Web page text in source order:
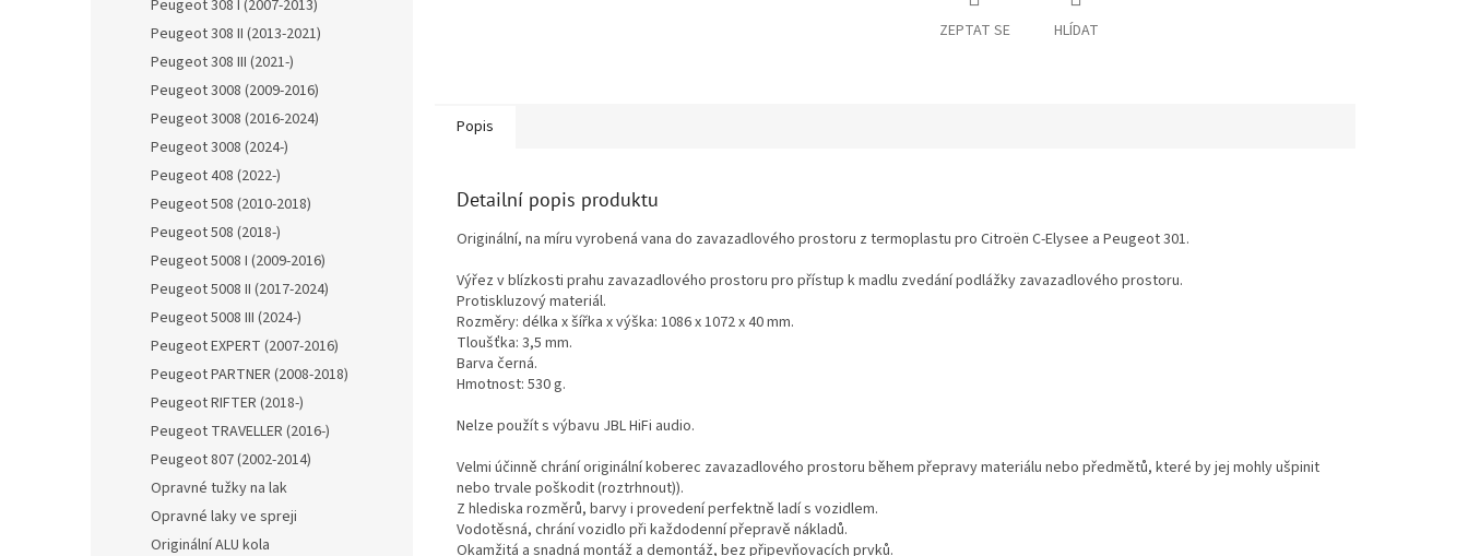
Peugeot 308 I (2007-2013)
Peugeot 308 II (2013-2021)
Peugeot 308 III (2021-)
Peugeot 3008 (2009-2016)
Peugeot 3008 (2016-2024)
Peugeot 3008 (2024-)
Peugeot 408 (2022-)
Peugeot 508 (2010-2018)
Peugeot 508 (2018-)
Peugeot 5008 I (2009-2016)
Peugeot 5008 II (2017-2024)
Peugeot 5008 III (2024-)
Peugeot EXPERT (2007-2016)
Peugeot PARTNER (2008-2018)
Peugeot RIFTER (2018-)
Peugeot TRAVELLER (2016-)
Peugeot 807 (2002-2014)
Opravné tužky na lak
Opravné laky ve spreji
Originální ALU kola
ZEPTAT SE HLÍDAT
Popis
Detailní popis produktu
Originální, na míru vyrobená vana do zavazadlového prostoru z termoplastu pro Citroën C-Elysee a Peugeot 301.
Výřez v blízkosti prahu zavazadlového prostoru pro přístup k madlu zvedání podlážky zavazadlového prostoru.
Protiskluzový materiál.
Rozměry: délka x šířka x výška: 1086 x 1072 x 40 mm.
Tloušťka: 3,5 mm.
Barva černá.
Hmotnost: 530 g.
Nelze použít s výbavu JBL HiFi audio.
Velmi účinně chrání originální koberec zavazadlového prostoru během přepravy materiálu nebo předmětů, které by jej mohly ušpinit
nebo trvale poškodit (roztrhnout)).
Z hlediska rozměrů, barvy i provedení perfektně ladí s vozidlem.
Vodotěsná, chrání vozidlo při každodenní přepravě nákladů.
Okamžitá a snadná montáž a demontáž, bez připevňovacích prvků.